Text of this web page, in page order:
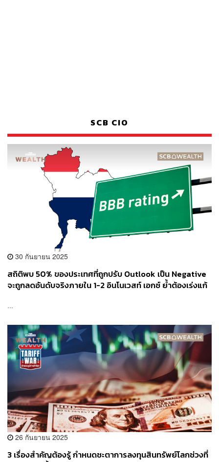
SCB CIO
30 กันยายน 2025
สถิติพบ 50% ของประเทศที่ถูกปรับ Outlook เป็น Negative
จะถูกลดอันดับจริงภายใน 1-2 อินโนเวสท์ เอกซ์ ย้ำต้องเร่งแก้
...
26 กันยายน 2025
3 เรื่องสำคัญต้องรู้ กำหนดชะตาการลงทุนสินทรัพย์โลกช่วงที่